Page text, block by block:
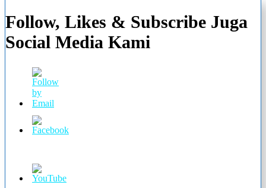
Follow, Likes & Subscribe Juga
Social Media Kami